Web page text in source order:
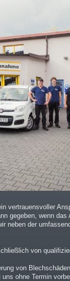
vertrauensvoller
gegeben, wenn das
neben der
von
von
ohne Termin